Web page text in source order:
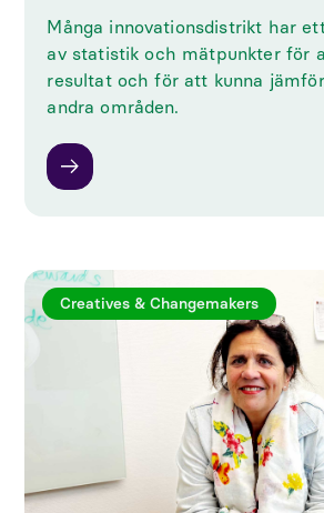
‍Många innovationsdistrikt har
av statistik och mätpunkter för
resultat och för att kunna
andra områden.
Creatives & Changemakers